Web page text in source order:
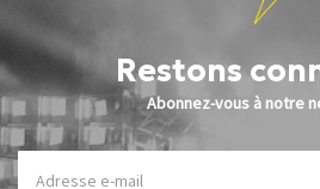
Restons
Abonnez-vous à notre